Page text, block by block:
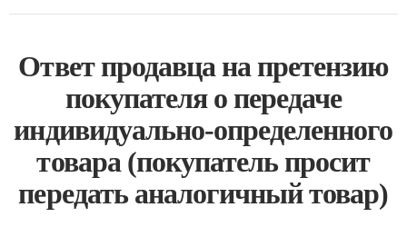
Ответ продавца на претензию
покупателя о передаче
индивидуально-определенного
товара (покупатель просит
передать аналогичный товар)